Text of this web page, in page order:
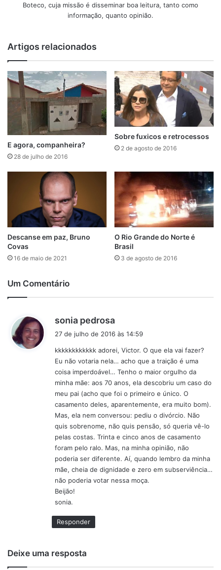
Boteco, cuja missão é disseminar boa leitura, tanto como
informação, quanto opinião.
Artigos relacionados
E agora, companheira?
28 de julho de 2016
Sobre fuxicos e retrocessos
2 de agosto de 2016
Descanse em paz, Bruno
Covas
16 de maio de 2021
O Rio Grande do Norte é
Brasil
3 de agosto de 2016
Um Comentário
sonia pedrosa
s
e
27 de julho de 2016 às 14:59
kkkkkkkkkkkk adorei, Victor. O que ela vai fazer?
Eu não votaria nela… acho que a traição é uma
coisa imperdoável… Tenho o maior orgulho da
minha mãe: aos 70 anos, ela descobriu um caso do
meu pai (acho que foi o primeiro e único. O
casamento deles, aparentemente, era muito bom).
Mas, ela nem conversou: pediu o divórcio. Não
quis sobrenome, não quis pensão, só queria vê-lo
pelas costas. Trinta e cinco anos de casamento
foram pelo ralo. Mas, na minha opinião, não
poderia ser diferente. Aí, quando lembro da minha
mãe, cheia de dignidade e zero em subserviência…
não poderia votar nessa moça.
Beijão!
sonia.
Responder
Deixe uma resposta